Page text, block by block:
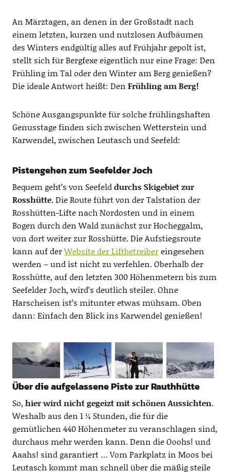
An Märztagen, an denen in der Großstadt nach
einem letzten, kurzen und nutzlosen Aufbäumen
des Winters endgültig alles auf Frühjahr gepolt ist,
stellt sich für Bergfexe eigentlich nur eine Frage: Den
Frühling im Tal oder den Winter am Berg genießen?
Die ideale Antwort heißt: Den Frühling am Berg!
Schöne Ausgangspunkte für solche frühlingshaften
Genusstage finden sich zwischen Wetterstein und
Karwendel, zwischen Leutasch und Seefeld:
Pistengehen zum Seefelder Joch
Bequem geht’s von Seefelddurchs Skigebiet zur
Rosshütte. Die Route führt von der Talstation der
Rosshütten-Lifte nach Nordosten und in einem
Bogen durch den Wald zunächst zur Hocheggalm,
von dort weiter zur Rosshütte. Die Aufstiegsroute
kann auf derWebsite der Liftbetreibereingesehen
werden – und ist nicht zu verfehlen. Oberhalb der
Rosshütte, auf den letzten 300 Höhenmetern bis zum
Seefelder Joch, wird’s deutlich steiler. Ohne
Harscheisen ist’s mitunter etwas mühsam. Oben
dann: Einfach den Blick ins Karwendel genießen!
Über die aufgelassene Piste zur Rauthhütte
So, hier wird nicht gegeizt mit schönen Aussichten.
Weshalb aus den 1 ¼ Stunden, die für die
gemütlichen 440 Höhenmeter zu veranschlagen sind,
durchaus mehr werden kann. Denn die Ooohs! und
Aaahs! sind garantiert … Vom Parkplatz in Moos bei
Leutasch kommt man schnell über die mäßig steile